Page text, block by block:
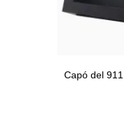
Capó del